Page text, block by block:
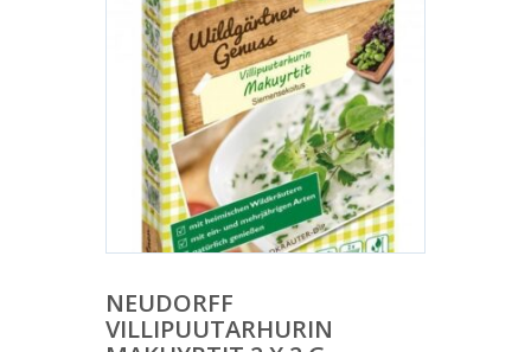
NEUDORFF
VILLIPUUTARHURIN